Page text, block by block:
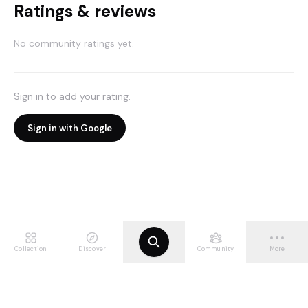
Ratings & reviews
No community ratings yet.
Sign in to add your rating.
Sign in with Google
Collection Discover Community More